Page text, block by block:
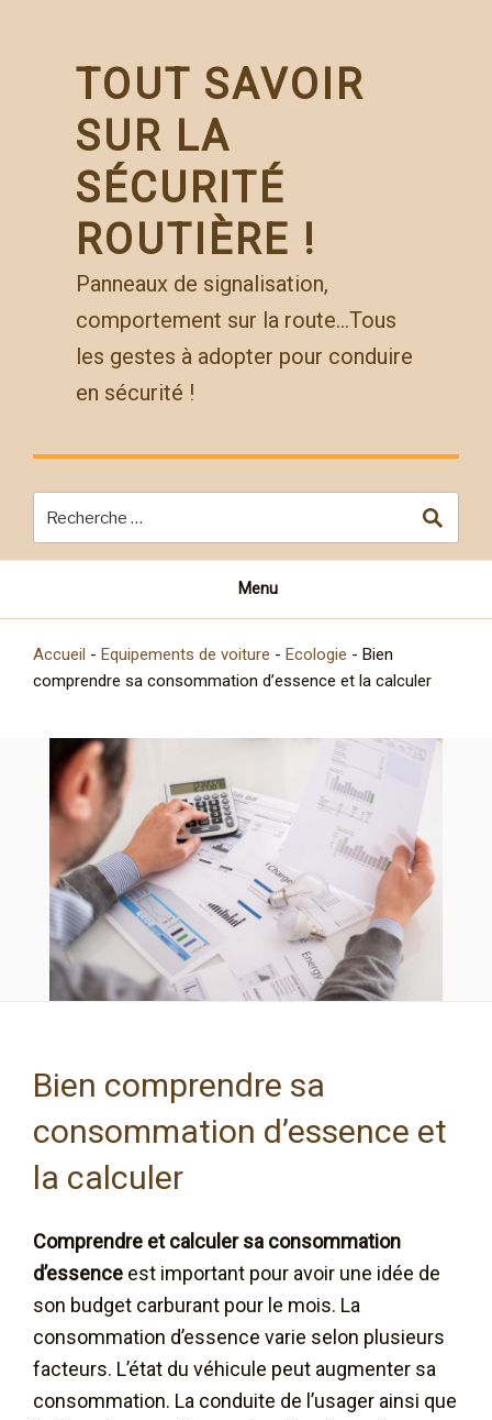
TOUT SAVOIR
SUR LA
SÉCURITÉ
ROUTIÈRE !
Panneaux de signalisation,
comportement sur la route…Tous
les gestes à adopter pour conduire
en sécurité !
Menu
Accueil - Equipements de voiture - Ecologie - Bien
comprendre sa consommation d’essence et la calculer
Bien comprendre sa
consommation d’essence et
la calculer
Comprendre et calculer sa consommation
d’essence est important pour avoir une idée de
son budget carburant pour le mois. La
consommation d’essence varie selon plusieurs
facteurs. L’état du véhicule peut augmenter sa
consommation. La conduite de l’usager ainsi que